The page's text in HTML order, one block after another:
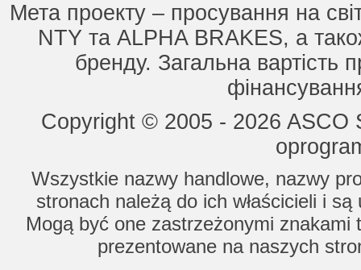
Мета проекту – просування на
NTY та ALPHA BRAKES, а
бренду. Загальна вартість
Copyright © 2005 - 2026
Wszystkie nazwy handlowe, nazwy
stronach należą do ich właścicieli i
Mogą być one zastrzeżonymi znakami
prezentowane na naszych